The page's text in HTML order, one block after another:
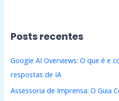
Posts recentes
Google AI Overviews: O que é e
respostas de IA
Assessoria de Imprensa: O Guia